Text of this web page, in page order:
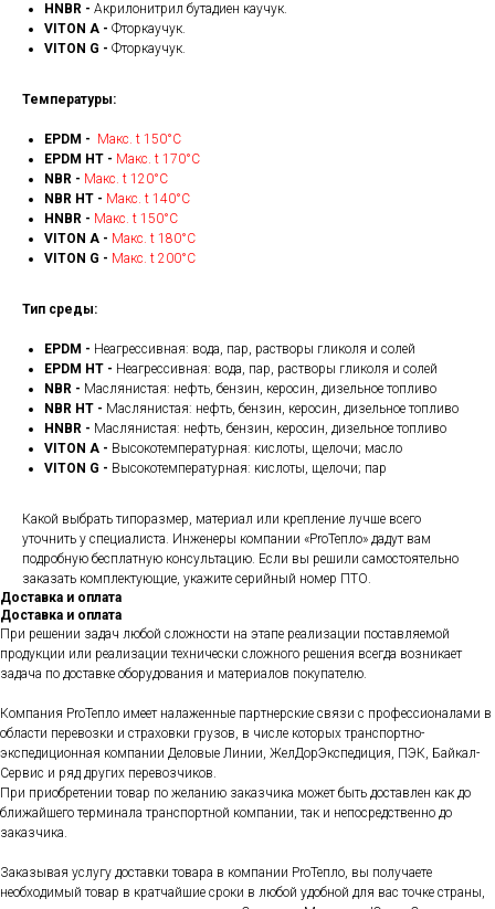
HNBR - Акрилонитрил бутадиен каучук.
VITON A - Фторкаучук.
VITON G - Фторкаучук.
Температуры:
EPDM - Макс. t 150°С
EPDM HT - Макс. t 170°С
NBR - Макс. t 120°С
NBR HT - Макс. t 140°С
HNBR - Макс. t 150°С
VITON A - Макс. t 180°С
VITON G - Макс. t 200°С
Тип среды:
EPDM - Неагрессивная: вода, пар, растворы гликоля и солей
EPDM HT - Неагрессивная: вода, пар, растворы гликоля и солей
NBR - Маслянистая: нефть, бензин, керосин, дизельное топливо
NBR HT - Маслянистая: нефть, бензин, керосин, дизельное топливо
HNBR - Маслянистая: нефть, бензин, керосин, дизельное топливо
VITON A - Высокотемпературная: кислоты, щелочи; масло
VITON G - Высокотемпературная: кислоты, щелочи; пар
Какой выбрать типоразмер, материал или крепление лучше всего
уточнить у специалиста. Инженеры компании «ProТепло» дадут вам
подробную бесплатную консультацию. Если вы решили самостоятельно
заказать комплектующие, укажите серийный номер ПТО.
Доставка и оплата
Доставка и оплата
При решении задач любой сложности на этапе реализации поставляемой
продукции или реализации технически сложного решения всегда возникает
задача по доставке оборудования и материалов покупателю.
Компания ProТепло имеет налаженные партнерские связи с профессионалами в
области перевозки и страховки грузов, в числе которых транспортно-
экспедиционная компании Деловые Линии, ЖелДорЭкспедиция, ПЭК, Байкал-
Сервис и ряд других перевозчиков.
При приобретении товар по желанию заказчика может быть доставлен как до
ближайшего терминала транспортной компании, так и непосредственно до
заказчика.
Заказывая услугу доставки товара в компании ProТепло, вы получаете
необходимый товар в кратчайшие сроки в любой удобной для вас точке страны,